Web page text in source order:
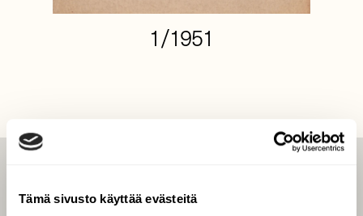
Tämä sivusto käyttää evästeitä
1/1951